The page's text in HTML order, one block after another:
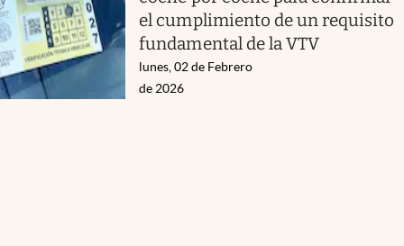
el cumplimiento de un requisito
fundamental de la VTV
lunes, 02 de Febrero
de 2026